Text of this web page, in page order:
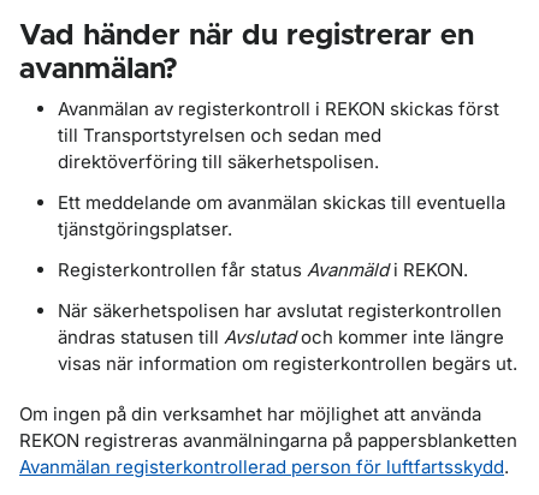
Vad händer när du registrerar en
avanmälan?
Avanmälan av registerkontroll i REKON skickas först
till Transportstyrelsen och sedan med
direktöverföring till säkerhetspolisen.
Ett meddelande om avanmälan skickas till eventuella
tjänstgöringsplatser.
Registerkontrollen får status Avanmäldi REKON.
När säkerhetspolisen har avslutat registerkontrollen
ändras statusen till Avslutadoch kommer inte längre
visas när information om registerkontrollen begärs ut.
Om ingen på din verksamhet har möjlighet att använda
REKON registreras avanmälningarna på pappersblanketten
Avanmälan registerkontrollerad person för luftfartsskydd.